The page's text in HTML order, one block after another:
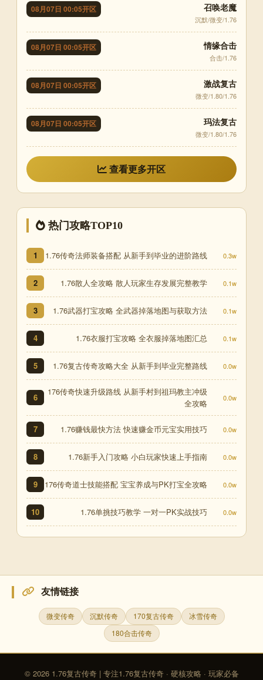
08月07日 00:05开区 召唤老魔
沉默/微变/1.76
08月07日 00:05开区 情缘合击
合击/1.76
08月07日 00:05开区 激战复古
微变/1.80/1.76
08月07日 00:05开区 玛法复古
微变/1.80/1.76
查看更多开区
热门攻略TOP10
1 1.76传奇法师装备搭配 从新手到毕业的进阶路线 0.3w
2 1.76散人全攻略 散人玩家生存发展完整教学 0.1w
3 1.76武器打宝攻略 全武器掉落地图与获取方法 0.1w
4 1.76衣服打宝攻略 全衣服掉落地图汇总 0.1w
5 1.76复古传奇攻略大全 从新手到毕业完整路线 0.0w
6
176传奇快速升级路线 从新手村到祖玛教主冲级
全攻略
0.0w
7 1.76赚钱最快方法 快速赚金币元宝实用技巧 0.0w
8 1.76新手入门攻略 小白玩家快速上手指南 0.0w
9 176传奇道士技能搭配 宝宝养成与PK打宝全攻略 0.0w
10 1.76单挑技巧教学 一对一PK实战技巧 0.0w
友情链接
微变传奇 沉默传奇 170复古传奇
冰雪传奇
180合击传奇
© 2026 1.76复古传奇 | 专注1.76复古传奇 · 硬核攻略 · 玩家必备